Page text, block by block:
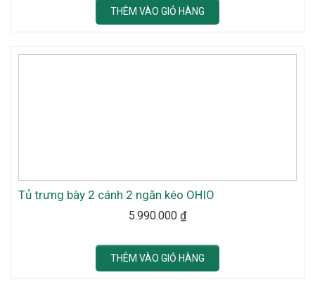
THÊM VÀO GIỎ HÀNG
Tủ trưng bày 2 cánh 2 ngăn kéo OHIO
5.990.000 ₫
THÊM VÀO GIỎ HÀNG